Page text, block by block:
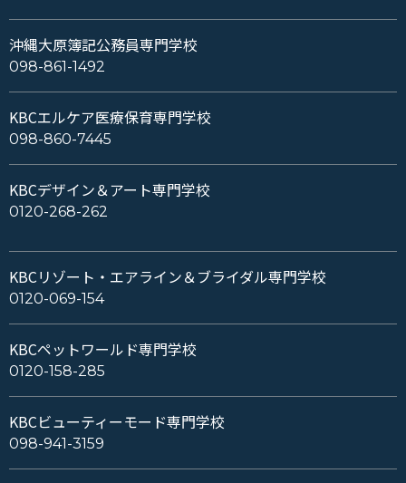
沖縄大原簿記公務員専門学校
098-861-1492
KBCエルケア医療保育専門学校
098-860-7445
KBCデザイン＆アート専門学校
0120-268-262
KBCリゾート・エアライン＆ブライダル専門学校
0120-069-154
KBCペットワールド専門学校
0120-158-285
KBCビューティーモード専門学校
098-941-3159